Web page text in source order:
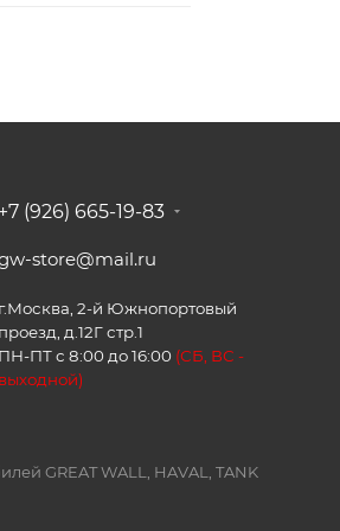
+7 (926) 665-19-83
store@mail.ru
г.Москва, 2-й Южнопортовый
проезд, д.12Г стр.1
ПН-ПТ с 8:00 до 16:00 (СБ, ВС -
выходной)
GREAT WALL, HAVAL, TANK